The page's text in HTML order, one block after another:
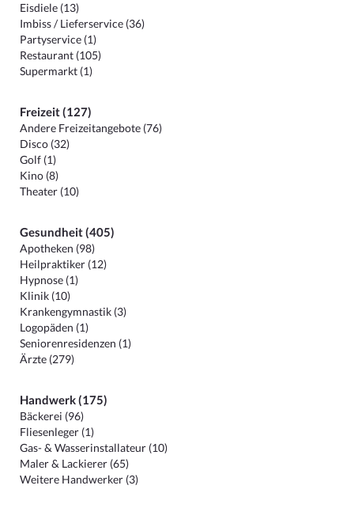
Eisdiele (13)
Imbiss / Lieferservice (36)
Partyservice (1)
Restaurant (105)
Supermarkt (1)
Freizeit (127)
Andere Freizeitangebote (76)
Disco (32)
Golf (1)
Kino (8)
Theater (10)
Gesundheit (405)
Apotheken (98)
Heilpraktiker (12)
Hypnose (1)
Klinik (10)
Krankengymnastik (3)
Logopäden (1)
Seniorenresidenzen (1)
Ärzte (279)
Handwerk (175)
Bäckerei (96)
Fliesenleger (1)
Gas- & Wasserinstallateur (10)
Maler & Lackierer (65)
Weitere Handwerker (3)